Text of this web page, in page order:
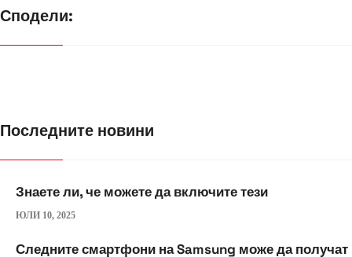
Сподели:
Последните новини
Знаете ли, че можете да включите тези
ЮЛИ 10, 2025
Следните смартфони на Samsung може да получат